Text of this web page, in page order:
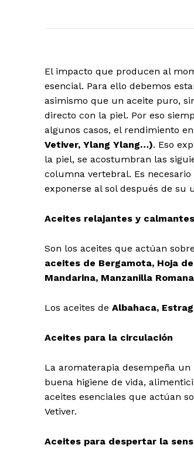
El impacto que producen al
esencial. Para ello debemos
asimismo que un aceite puro,
directo con la piel. Por eso
algunos casos, el rendimiento
Vetiver, Ylang Ylang…). Eso
la piel, se acostumbran las
columna vertebral. Es
exponerse al sol después de su
Aceites relajantes y calmantes
Son los aceites que actúan
aceites de Bergamota, Hoja
Mandarina, Manzanilla
Los aceites de Albahaca,
Aceites para la circulación
La aromaterapia desempeña
buena higiene de vida,
aceites esenciales que actúan
Vetiver.
Aceites para despertar la